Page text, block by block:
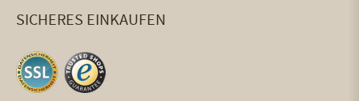
SICHERES EINKAUFEN